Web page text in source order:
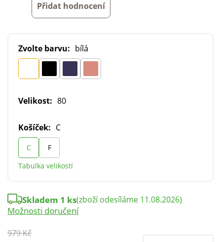
Přidat hodnocení
Zvolte barvu: bílá
Velikost: 80
Košíček: C
C
F
Tabulka velikostí
979 Kč
Skladem 1 ks(zboží odesíláme 11.08.2026)
Možnosti doručení